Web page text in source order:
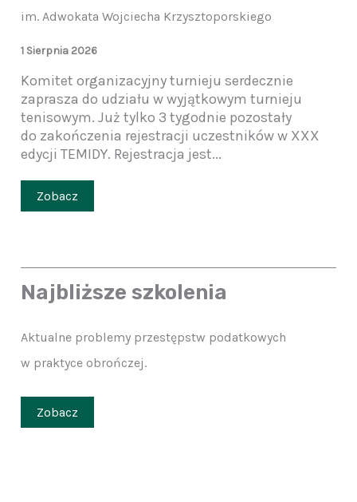
im. Adwokata Wojciecha Krzysztoporskiego
1 Sierpnia 2026
Komitet organizacyjny turnieju serdecznie
zaprasza do udziału w wyjątkowym turnieju
tenisowym. Już tylko 3 tygodnie pozostały
do zakończenia rejestracji uczestników w XXX
edycji TEMIDY. Rejestracja jest...
Zobacz
Najbliższe szkolenia
Aktualne problemy przestępstw podatkowych
w praktyce obrończej.
Zobacz